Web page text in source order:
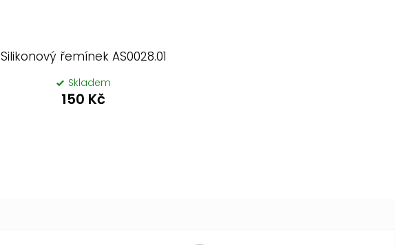
Silikonový řemínek AS0028.01
Skladem
150 Kč